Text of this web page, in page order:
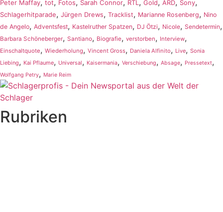
Peter Maffay, tot, Fotos, Sarah Connor, RTL, Gold, ARD, Sony,
Schlagerhitparade, Jürgen Drews, Tracklist, Marianne Rosenberg, Nino
de Angelo, Adventsfest, Kastelruther Spatzen, DJ Ötzi, Nicole, Sendetermin,
Barbara Schöneberger, Santiano, Biografie, verstorben, Interview,
Einschaltquote, Wiederholung, Vincent Gross, Daniela Alfinito, Live, Sonia
Liebing, Kai Pflaume, Universal, Kaisermania, Verschiebung, Absage, Pressetext,
Wolfgang Petry, Marie Reim
Rubriken